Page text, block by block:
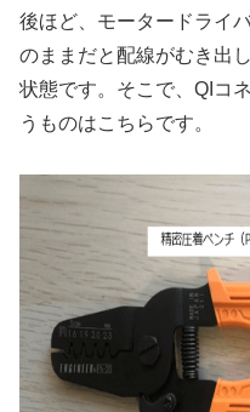
後ほど、モータードライ
のままだと配線がむき出
状態です。そこで、QIコ
うものはこちらです。